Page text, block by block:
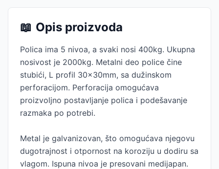
📖 Opis proizvoda
Polica ima 5 nivoa, a svaki nosi 400kg. Ukupna
nosivost je 2000kg. Metalni deo police čine
stubići, L profil 30x30mm, sa dužinskom
perforacijom. Perforacija omogućava
proizvoljno postavljanje polica i podešavanje
razmaka po potrebi.
Metal je galvanizovan, što omogućava njegovu
dugotrajnost i otpornost na koroziju u dodiru sa
vlagom. Ispuna nivoa je presovani medijapan.